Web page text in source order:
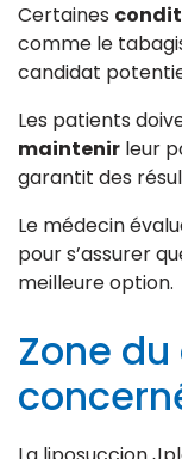
Certaines
comme le
candidat
Les patients
maintenir leur
garantit des
Le médecin
pour s’assurer
meilleure option.
Zone